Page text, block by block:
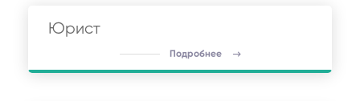
Юрист
Подробнее